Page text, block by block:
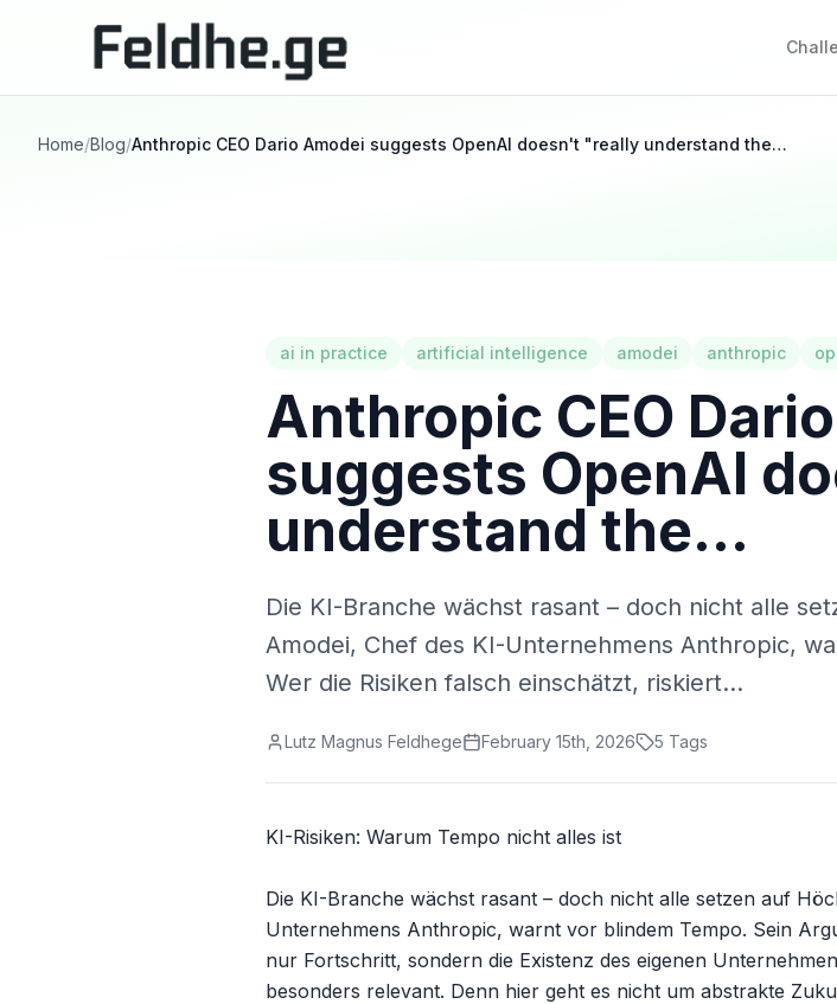
Home/Blog/Anthropic CEO Dario Amodei suggests OpenAI doesn't "really understand the…
ai in practice artificial intelligence amodei anthropic
Anthropic CEO
suggests OpenAI
understand the…
Die KI-Branche wächst rasant – doch nicht alle
Amodei, Chef des KI-Unternehmens Anthropic,
Wer die Risiken falsch einschätzt, riskiert…
Lutz Magnus Feldhege February 15th, 2026 5 Tags
KI-Risiken: Warum Tempo nicht alles ist
Die KI-Branche wächst rasant – doch nicht alle setzen auf
Unternehmens Anthropic, warnt vor blindem Tempo. Sein
nur Fortschritt, sondern die Existenz des eigenen
besonders relevant. Denn hier geht es nicht um abstrakte